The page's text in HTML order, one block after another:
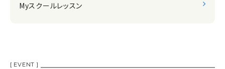
Myスクールレッスン
[ EVENT ]